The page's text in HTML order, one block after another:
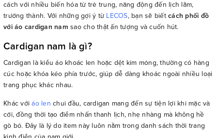
cách với nhiều biến hóa từ trẻ trung, năng động đến lịch lãm,
trưởng thành. Với những gợi ý từ LECOS, bạn sẽ biết cách phối đồ
với áo cardigan nam sao cho thật ấn tượng và cuốn hút.
Cardigan nam là gì?
Cardigan là kiểu áo khoác len hoặc dệt kim mỏng, thường có hàng
cúc hoặc khóa kéo phía trước, giúp dễ dàng khoác ngoài nhiều loại
trang phục khác nhau.
Khác vớiáo len chui đầu, cardigan mang đến sự tiện lợi khi mặc và
cởi, đồng thời tạo điểm nhấn thanh lịch, nhẹ nhàng mà không hề
gò bó. Đây là lý do item này luôn nằm trong danh sách thời trang